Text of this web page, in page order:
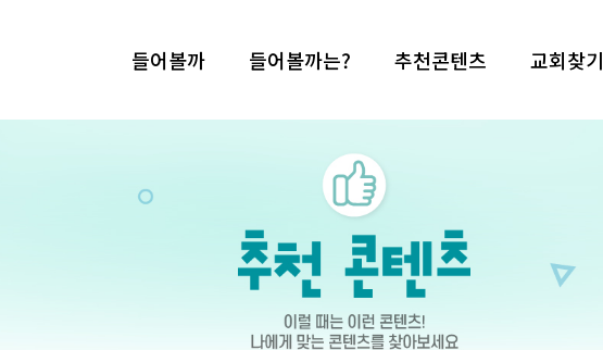
들어볼까 들어볼까는? 추천콘텐츠 교회찾기